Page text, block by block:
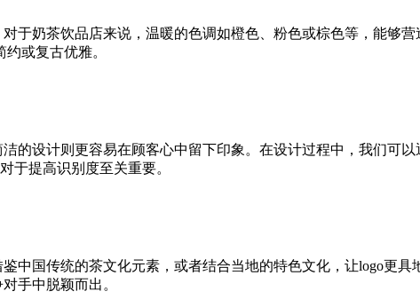
奶茶饮品店来说，温暖的色调如橙色、粉色或棕色等，能够营
或复古优雅。
的设计则更容易在顾客心中留下印象。在设计过程中，我们可
于提高识别度至关重要。
中国传统的茶文化元素，或者结合当地的特色文化，让logo更具
手中脱颖而出。